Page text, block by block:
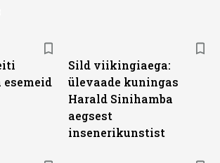
Sild viikingiaega:
ülevaade kuningas
Harald Sinihamba
aegsest
insenerikunstist